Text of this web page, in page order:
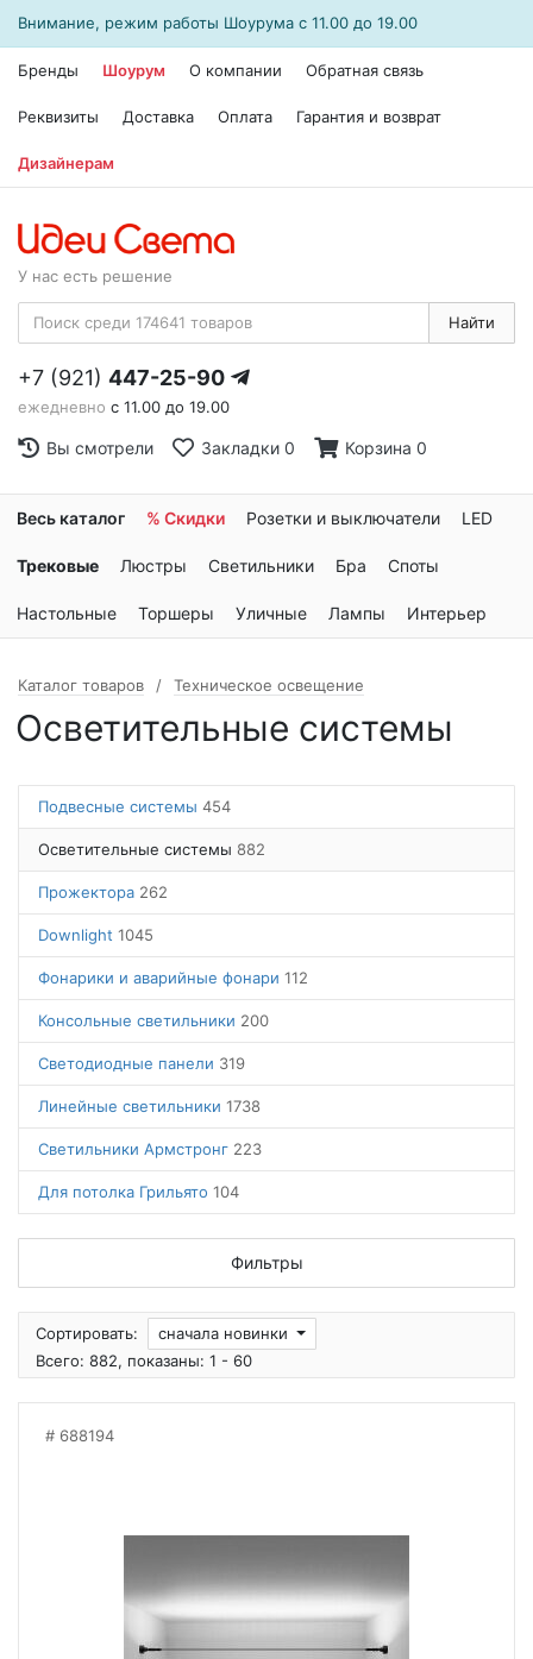
Внимание, режим работы Шоурума с 11.00 до 19.00
Бренды Шоурум О компании Обратная связь
Реквизиты Доставка Оплата Гарантия и возврат
Дизайнерам
У нас есть решение
Найти
+7 (921) 447-25-90
ежедневно с 11.00 до 19.00
Вы смотрели Закладки 0 Корзина 0
Весь каталог % Скидки Розетки и выключатели LED
Трековые Люстры Светильники Бра Споты
Настольные Торшеры Уличные Лампы Интерьер
Каталог товаров Техническое освещение
Осветительные системы
Подвесные системы 454
Осветительные системы 882
Прожектора 262
Downlight 1045
Фонарики и аварийные фонари 112
Консольные светильники 200
Светодиодные панели 319
Линейные светильники 1738
Светильники Армстронг 223
Для потолка Грильято 104
Фильтры
Сортировать:
сначала новинки
Всего: 882, показаны: 1 - 60
688194